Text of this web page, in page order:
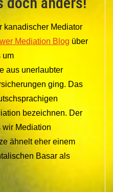
kanadischer Mediator
Mediation Blog über
um
aus unerlaubter
ging. Das
bezeichnen. Der
wir Mediation
ähnelt eher einem
Basar als